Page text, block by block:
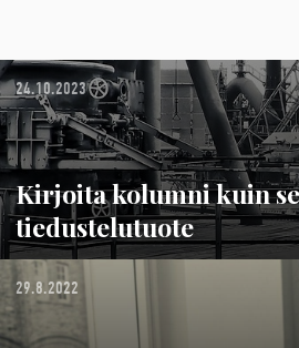
24.10.2023
Kirjoita kolumni kuin
tiedustelutuote
29.8.2022